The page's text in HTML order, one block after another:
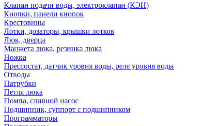
Клапан подачи воды, электроклапан (КЭН)
Кнопки, панели кнопок
Крестовины
Лотки, дозаторы, крышки лотков
Люк, дверца
Манжета люка, резинка люка
Ножка
Прессостат, датчик уровня воды, реле уровня воды
Отводы
Патрубки
Петля люка
Помпа, сливной насос
Подшипник, суппорт с подшипником
Программаторы